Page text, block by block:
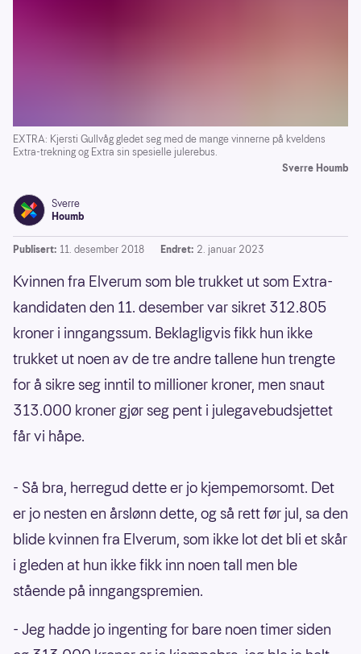
EXTRA: Kjersti Gullvåg gledet seg med de mange vinnerne på kveldens
Extra-trekning og Extra sin spesielle julerebus.
Sverre Houmb
Sverre
Houmb
Publisert: 11. desember 2018 Endret: 2. januar 2023
Kvinnen fra Elverum som ble trukket ut som Extra-
kandidaten den 11. desember var sikret 312.805
kroner i inngangssum. Beklagligvis fikk hun ikke
trukket ut noen av de tre andre tallene hun trengte
for å sikre seg inntil to millioner kroner, men snaut
313.000 kroner gjør seg pent i julegavebudsjettet
får vi håpe.
- Så bra, herregud dette er jo kjempemorsomt. Det
er jo nesten en årslønn dette, og så rett før jul, sa den
blide kvinnen fra Elverum, som ikke lot det bli et skår
i gleden at hun ikke fikk inn noen tall men ble
stående på inngangspremien.
- Jeg hadde jo ingenting for bare noen timer siden